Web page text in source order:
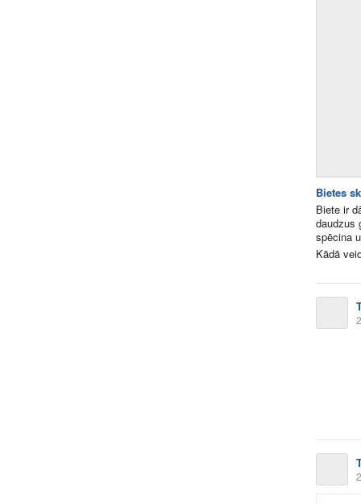
Bietes
Biete ir
daudzus
spēcina
Kādā